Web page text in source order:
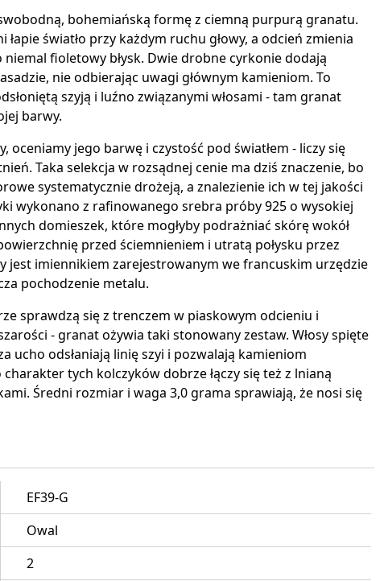
bohemiańską formę z ciemną purpurą granatu.
światło przy każdym ruchu głowy, a odcień zmienia
niemal fioletowy błysk. Dwie drobne cyrkonie dodają
nie odbierając uwagi głównym kamieniom. To
szyją i luźno związanymi włosami - tam granat
barwy.
oceniamy jego barwę i czystość pod światłem - liczy się
Taka selekcja w rozsądnej cenie ma dziś znaczenie, bo
systematycznie drożeją, a znalezienie ich w tej jakości
wykonano z rafinowanego srebra próby 925 o wysokiej
domieszek, które mogłyby podrażniać skórę wokół
przed ściemnieniem i utratą połysku przez
jest imiennikiem zarejestrowanym we francuskim urzędzie
pochodzenie metalu.
sprawdzą się z trenczem w piaskowym odcieniu i
- granat ożywia taki stonowany zestaw. Włosy spięte
ucho odsłaniają linię szyi i pozwalają kamieniom
tych kolczyków dobrze łączy się też z lnianą
Średni rozmiar i waga 3,0 grama sprawiają, że nosi się
EF39-G
Owal
2